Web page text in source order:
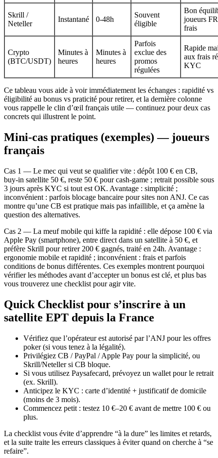
Skrill /
Neteller
Instantané 0-48h
Souvent
éligible
Bon
joueurs
frais
Crypto
(BTC/USDT)
Minutes à
heures
Minutes à
heures
Parfois
exclue des
promos
régulées
Rapide
aux frais
KYC
Ce tableau vous aide à voir immédiatement les échanges : rapidité vs
éligibilité au bonus vs praticité pour retirer, et la dernière colonne
vous rappelle le clin d’œil français utile — continuez pour deux cas
concrets qui illustrent le point.
Mini‑cas pratiques (exemples) — joueurs
français
Cas 1 — Le mec qui veut se qualifier vite : dépôt 100 € en CB,
buy‑in satellite 50 €, reste 50 € pour cash‑game ; retrait possible sous
3 jours après KYC si tout est OK. Avantage : simplicité ;
inconvénient : parfois blocage bancaire pour sites non ANJ. Ce cas
montre qu’une CB est pratique mais pas infaillible, et ça amène la
question des alternatives.
Cas 2 — La meuf mobile qui kiffe la rapidité : elle dépose 100 € via
Apple Pay (smartphone), entre direct dans un satellite à 50 €, et
préfère Skrill pour retirer 200 € gagnés, traité en 24h. Avantage :
ergonomie mobile et rapidité ; inconvénient : frais et parfois
conditions de bonus différentes. Ces exemples montrent pourquoi
vérifier les méthodes avant d’accepter un bonus est clé, et plus bas
vous trouverez une checklist pour agir vite.
Quick Checklist pour s’inscrire à un
satellite EPT depuis la France
Vérifiez que l’opérateur est autorisé par l’ANJ pour les offres
poker (si vous tenez à la légalité).
Privilégiez CB / PayPal / Apple Pay pour la simplicité, ou
Skrill/Neteller si CB bloque.
Si vous utilisez Paysafecard, prévoyez un wallet pour le retrait
(ex. Skrill).
Anticipez le KYC : carte d’identité + justificatif de domicile
(moins de 3 mois).
Commencez petit : testez 10 €–20 € avant de mettre 100 € ou
plus.
La checklist vous évite d’apprendre “à la dure” les limites et retards,
et la suite traite les erreurs classiques à éviter quand on cherche à “se
refaire”.